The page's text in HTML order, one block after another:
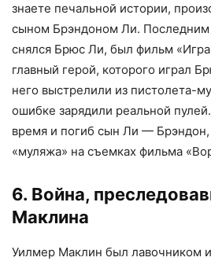
знаете печальной истории,
сыном Брэндоном Ли.
снялся Брюс Ли, был фильм
главный герой, которого играл
него выстрелили из пистолета-
ошибке зарядили реальной
время и погиб сын Ли — Брэндон,
«муляжа» на съемках фильма
6. Война,
Маклина
Уилмер Маклин был лавочником